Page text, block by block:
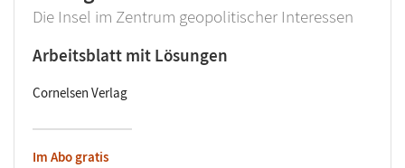
Die Insel im Zentrum geopolitischer Interessen
Arbeitsblatt mit Lösungen
Cornelsen Verlag
Im Abo gratis